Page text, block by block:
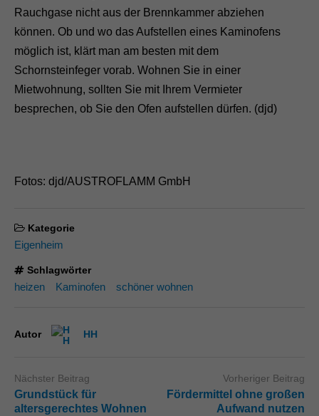
Rauchgase nicht aus der Brennkammer abziehen
können. Ob und wo das Aufstellen eines Kaminofens
möglich ist, klärt man am besten mit dem
Schornsteinfeger vorab. Wohnen Sie in einer
Mietwohnung, sollten Sie mit Ihrem Vermieter
besprechen, ob Sie den Ofen aufstellen dürfen. (djd)
Fotos: djd/AUSTROFLAMM GmbH
Kategorie
Eigenheim
Schlagwörter
heizen Kaminofen schöner wohnen
Autor HH
Nächster Beitrag
Grundstück für
altersgerechtes Wohnen
Vorheriger Beitrag
Fördermittel ohne großen
Aufwand nutzen